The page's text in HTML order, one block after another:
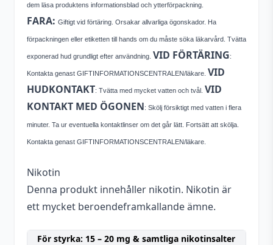
dem läsa produktens informationsblad och ytterförpackning.
FARA: Giftigt vid förtäring. Orsakar allvarliga ögonskador. Ha
förpackningen eller etiketten till hands om du måste söka läkarvård. Tvätta
exponerad hud grundligt efter användning. VID FÖRTÄRING:
Kontakta genast GIFTINFORMATIONSCENTRALEN/läkare. VID
HUDKONTAKT: Tvätta med mycket vatten och tvål. VID
KONTAKT MED ÖGONEN: Skölj försiktigt med vatten i flera
minuter. Ta ur eventuella kontaktlinser om det går lätt. Fortsätt att skölja.
Kontakta genast GIFTINFORMATIONSCENTRALEN/läkare.
Nikotin
Denna produkt innehåller nikotin. Nikotin är
ett mycket beroendeframkallande ämne.
För styrka: 15 – 20 mg & samtliga nikotinsalter